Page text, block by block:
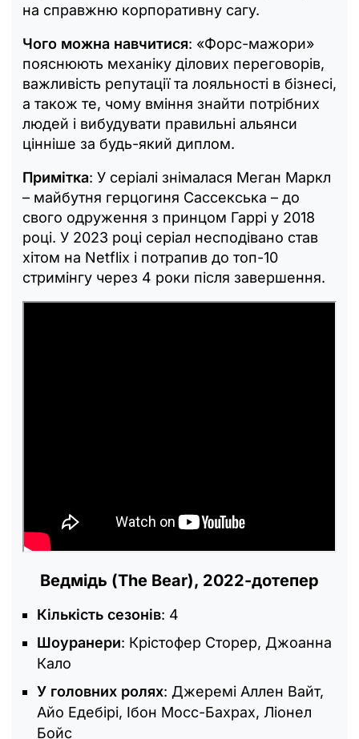
на справжню корпоративну сагу.
Чого можна навчитися: «Форс-мажори»
пояснюють механіку ділових переговорів,
важливість репутації та лояльності в бізнесі,
а також те, чому вміння знайти потрібних
людей і вибудувати правильні альянси
цінніше за будь-який диплом.
Примітка: У серіалі знімалася Меган Маркл
– майбутня герцогиня Сассекська – до
свого одруження з принцом Гаррі у 2018
році. У 2023 році серіал несподівано став
хітом на Netflix і потрапив до топ-10
стримінгу через 4 роки після завершення.
Ведмідь (The Bear), 2022-дотепер
Кількість сезонів: 4
Шоуранери: Крістофер Сторер, Джоанна
Кало
У головних ролях: Джеремі Аллен Вайт,
Айо Едебірі, Ібон Мосс-Бахрах, Ліонел
Бойс